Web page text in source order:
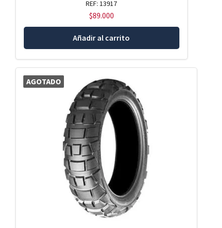
REF: 13917
$89.000
Añadir al carrito
AGOTADO